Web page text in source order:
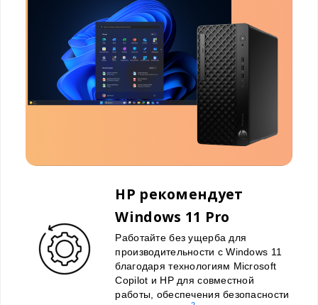
HP рекомендует
Windows 11 Pro
Работайте без ущерба для
производительности с Windows 11
благодаря технологиям Microsoft
Copilot и HP для совместной
работы, обеспечения безопасности